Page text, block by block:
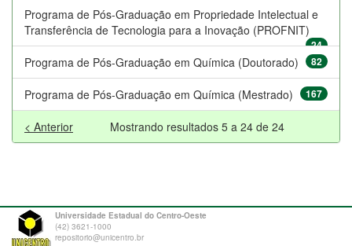
Programa de Pós-Graduação em Propriedade Intelectual e
Transferência de Tecnologia para a Inovação (PROFNIT)
24
Programa de Pós-Graduação em Química (Doutorado) 82
Programa de Pós-Graduação em Química (Mestrado) 167
Mostrando resultados 5 a 24 de 24
< Anterior
Universidade Estadual do Centro-Oeste
(42) 3621-1000
repositorio@unicentro.br